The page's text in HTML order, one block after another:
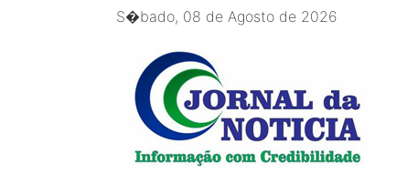
S�bado, 08 de Agosto de 2026